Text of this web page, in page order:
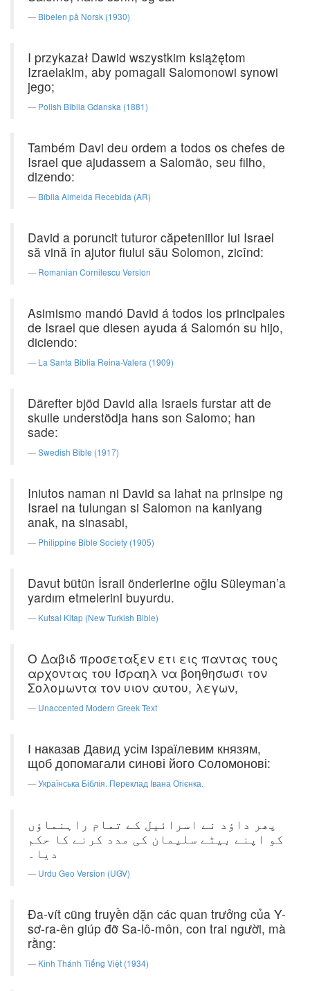
Bibelen på Norsk (1930)
I przykazał Dawid wszystkim książętom
Izraelakim, aby pomagali Salomonowi synowi
jego;
Polish Biblia Gdanska (1881)
Também Davi deu ordem a todos os chefes de
Israel que ajudassem a Salomão, seu filho,
dizendo:
Bíblia Almeida Recebida (AR)
David a poruncit tuturor căpeteniilor lui Israel
să vină în ajutor fiului său Solomon, zicînd:
Romanian Cornilescu Version
Asimismo mandó David á todos los principales
de Israel que diesen ayuda á Salomón su hijo,
diciendo:
La Santa Biblia Reina-Valera (1909)
Därefter bjöd David alla Israels furstar att de
skulle understödja hans son Salomo; han
sade:
Swedish Bible (1917)
Iniutos naman ni David sa lahat na prinsipe ng
Israel na tulungan si Salomon na kaniyang
anak, na sinasabi,
Philippine Bible Society (1905)
Davut bütün İsrail önderlerine oğlu Süleyman’a
yardım etmelerini buyurdu.
Kutsal Kitap (New Turkish Bible)
Ο Δαβιδ προσεταξεν ετι εις παντας τους
αρχοντας του Ισραηλ να βοηθησωσι τον
Σολομωντα τον υιον αυτου, λεγων,
Unaccented Modern Greek Text
І наказав Давид усім Ізраїлевим князям,
щоб допомагали синові його Соломонові:
Українська Біблія. Переклад Івана Огієнка.
پھر داؤد نے اسرائیل کے تمام راہنماؤں
کو اپنے بیٹے سلیمان کی مدد کرنے کا حکم
دیا۔
Urdu Geo Version (UGV)
Ða-vít cũng truyền dặn các quan trưởng của Y-
sơ-ra-ên giúp đỡ Sa-lô-môn, con trai người, mà
rằng:
Kinh Thánh Tiếng Việt (1934)